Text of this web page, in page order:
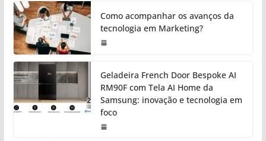
Como acompanhar os avanços da
tecnologia em Marketing?
Geladeira French Door Bespoke AI
RM90F com Tela AI Home da
Samsung: inovação e tecnologia em
foco